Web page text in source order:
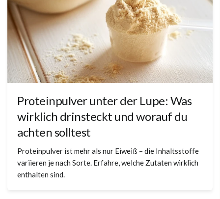
Proteinpulver unter der Lupe: Was
wirklich drinsteckt und worauf du
achten solltest
Proteinpulver ist mehr als nur Eiweiß – die Inhaltsstoffe
variieren je nach Sorte. Erfahre, welche Zutaten wirklich
enthalten sind.